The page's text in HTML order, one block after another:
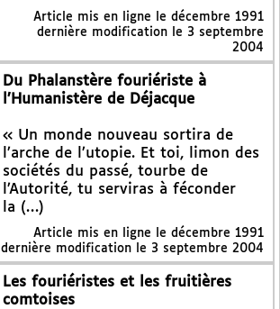
Article mis en ligne le décembre 1991
dernière modification le 3 septembre
2004
Du Phalanstère fouriériste à
l’Humanistère de Déjacque
« Un monde nouveau sortira de
l’arche de l’utopie. Et toi, limon des
sociétés du passé, tourbe de
l’Autorité, tu serviras à féconder
la (…)
Article mis en ligne le décembre 1991
dernière modification le 3 septembre 2004
Les fouriéristes et les fruitières
comtoises